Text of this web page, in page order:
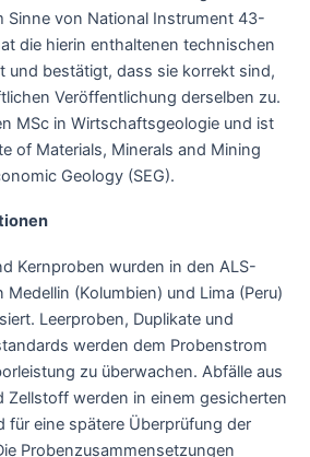
Sinne von National Instrument 43-
die hierin enthaltenen technischen
und bestätigt, dass sie korrekt sind,
Veröffentlichung derselben zu.
MSc in Wirtschaftsgeologie und ist
of Materials, Minerals and Mining
Geology (SEG).
Kernproben wurden in den ALS-
(Kolumbien) und Lima (Peru)
Leerproben, Duplikate und
werden dem Probenstrom
zu überwachen. Abfälle aus
Zellstoff werden in einem gesicherten
für eine spätere Überprüfung der
Probenzusammensetzungen